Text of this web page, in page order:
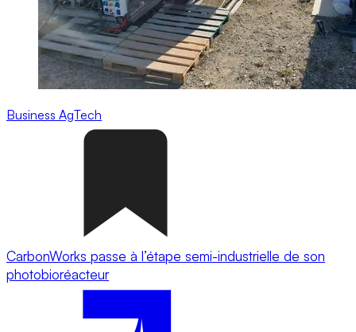
Business AgTech
CarbonWorks passe à l’étape semi-industrielle de son
photobioréacteur